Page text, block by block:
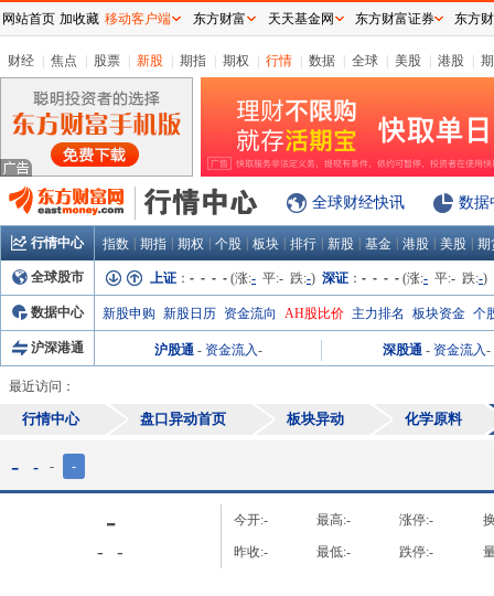
财经 焦点 股票 新股 期指 期权 行情 数据 全球 美股 港股
全球财经快讯 数据
行情中心 指数 期指 期权 个股 板块 排行 新股 基金 港股 美股 期
全球股市 上证 ： - - - - (涨:- 平:- 跌:-) 深证 ： - - - - (涨:- 平:- 跌:-)
数据中心 新股申购 新股日历 资金流向 AH股比价 主力排名 板块资金 个
沪深港通 沪股通 - 资金流入- 深股通 - 资金流入-
最近访问：
行情中心 盘口异动首页 板块异动 化学原料
- - - -
-
- -
今开:- 最高:- 涨停:-
昨收:- 最低:- 跌停:-
网站首页 加收藏 移动客户端 东方财富 天天基金网 东方财富证券 东方